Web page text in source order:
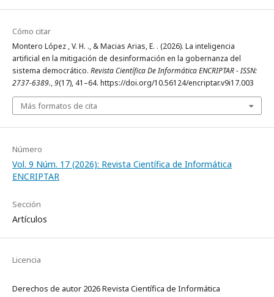
Cómo citar
Montero López , V. H. ., & Macias Arias, E. . (2026). La inteligencia
artificial en la mitigación de desinformación en la gobernanza del
sistema democrático. Revista Científica De Informática ENCRIPTAR - ISSN:
2737-6389.,9(17), 41–64. https://doi.org/10.56124/encriptar.v9i17.003
Más formatos de cita
Número
Vol. 9 Núm. 17 (2026): Revista Científica de Informática
ENCRIPTAR
Sección
Artículos
Licencia
Derechos de autor 2026 Revista Científica de Informática